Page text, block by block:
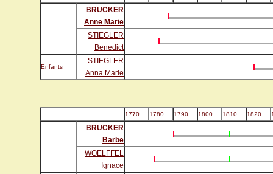
BRUCKER
Anne Marie
STIEGLER
Benedict
Enfants
STIEGLER
Anna Marie
1770 1780 1790 1800 1810 1820
BRUCKER
Barbe
WOELFFEL
Ignace